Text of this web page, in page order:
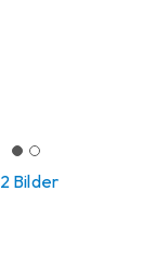
2 Bilder